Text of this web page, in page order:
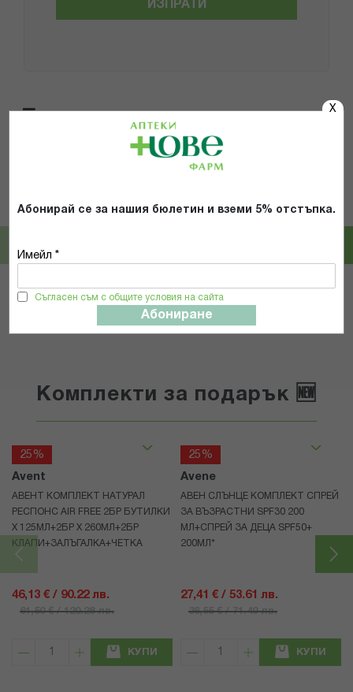
X
Абонирай се за нашия бюлетин и вземи 5% отстъпка.
Имейл *
Съгласен съм с общите условия на сайта
Абониране
ИЗПРАТИ
Популярни в тази категория
КУПИ
Комплекти за подарък 🆕
25%
Avent
АВЕНТ КОМПЛЕКТ НАТУРАЛ
РЕСПОНС AIR FREE 2БР БУТИЛКИ
Х 125МЛ+2БР Х 260МЛ+2БР
КЛАПИ+ЗАЛЪГАЛКА+ЧЕТКА
46,13 € / 90.22 лв.
61,50 € / 120.28 лв.
КУПИ
25%
Avene
АВЕН СЛЪНЦЕ КОМПЛЕКТ СПРЕЙ
ЗА ВЪЗРАСТНИ SPF30 200
МЛ+СПРЕЙ ЗА ДЕЦА SPF50+
200МЛ*
27,41 € / 53.61 лв.
36,55 € / 71.49 лв.
КУПИ